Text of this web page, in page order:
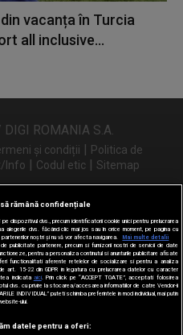
vacanța în Turcia
all inclusive...
ROMANIA S.A.
și condiții | Politica de
Info | Codul etic | Sitemap
ne și pe
rămână confidențiale
dispozitivul dvs., precum identificatorii cookie unici pentru prelucrarea
dvs. făcând clic mai jos sau în orice moment, pe pagina cu
noștri și nu vă vor afecta navigarea.
Mai multe detalii
publicitate partenere, precum si furnizorii nostri de servicii de date
pentru a personaliza continutul si anunturile publicitare afisate
functionalitati aferente retelelor de socializare si pentru a analiza
art. 15-22 din GDPR in legatura cu prelucrarea datelor cu caracter
indicata aici. Prin click pe “ACCEPT TOATE”, acceptati folosirea
dvs. cu privire la stocarea/accesarea informatiilor de catre Vendor-ii
INDIVIDUAL” puteti schimba preferintele in mod individual, mai putin
ului.
datele pentru a oferi: